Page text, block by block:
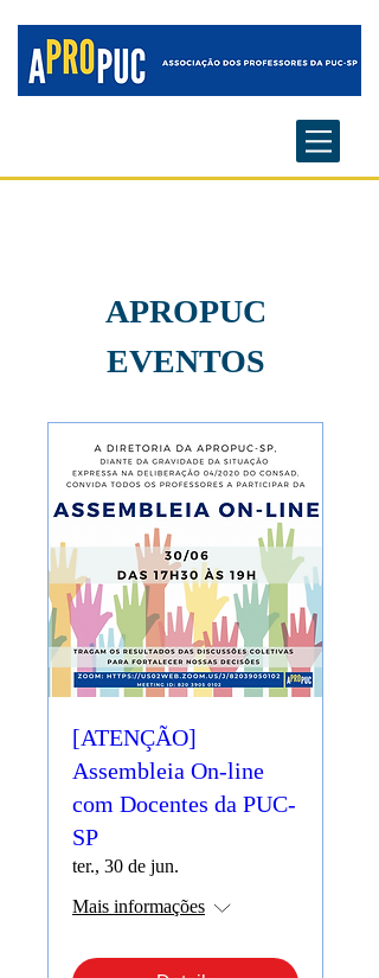
APROPUC
EVENTOS
[ATENÇÃO]
Assembleia On-line
com Docentes da PUC-
SP
ter., 30 de jun.
Mais informações